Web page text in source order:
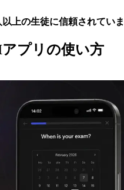
以上の生徒に信頼されてい
アプリの使い方